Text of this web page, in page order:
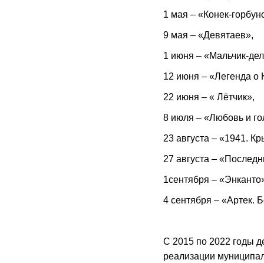
1 мая – «Конек-
9 мая – «Девятаев»,
1 июня – «Мальчик-
12 июня – «Легенда о
22 июня – « Лётчик»,
8 июля – «Любовь и
23 августа – «1941.
27 августа –
1сентября –
4 сентября – «Артек.
С 2015 по 2022 годы
реализации